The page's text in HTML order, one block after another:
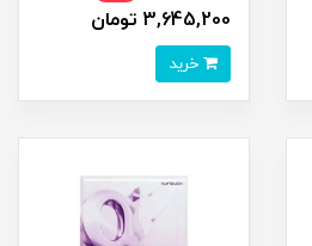
3,645,200 تومان